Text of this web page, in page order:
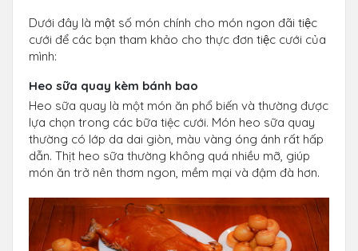
Dưới đây là một số món chính cho món ngon đãi tiệc
cưới để các bạn tham khảo cho thực đơn tiệc cưới của
mình:
Heo sữa quay kèm bánh bao
Heo sữa quay là một món ăn phổ biến và thường được
lựa chọn trong các bữa tiệc cưới. Món heo sữa quay
thường có lớp da dai giòn, màu vàng óng ánh rất hấp
dẫn. Thịt heo sữa thường không quá nhiều mỡ, giúp
món ăn trở nên thơm ngon, mềm mại và đậm đà hơn.